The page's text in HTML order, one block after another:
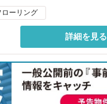
ローリング
詳細を見る